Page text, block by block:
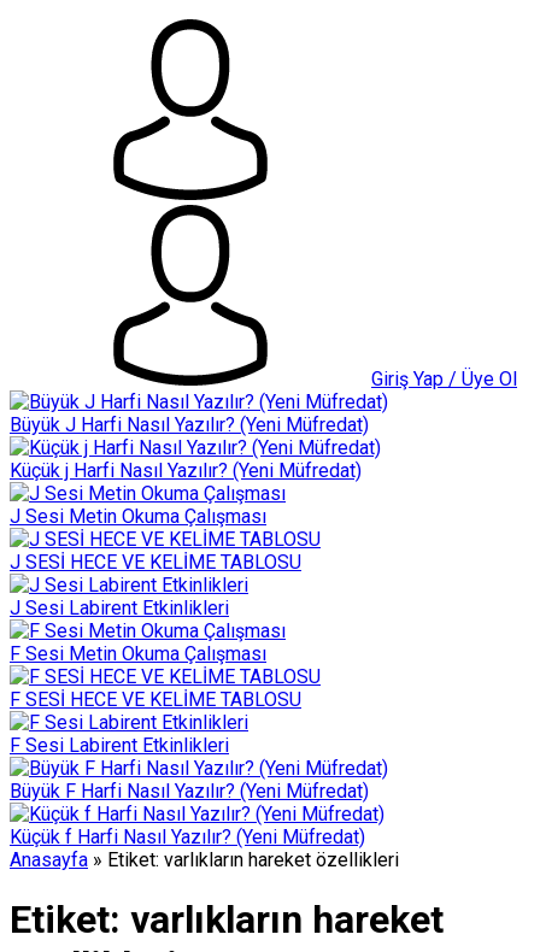
Giriş Yap / Üye Ol
Büyük J Harfi Nasıl Yazılır? (Yeni Müfredat)
Küçük j Harfi Nasıl Yazılır? (Yeni Müfredat)
J Sesi Metin Okuma Çalışması
J SESİ HECE VE KELİME TABLOSU
J Sesi Labirent Etkinlikleri
F Sesi Metin Okuma Çalışması
F SESİ HECE VE KELİME TABLOSU
F Sesi Labirent Etkinlikleri
Büyük F Harfi Nasıl Yazılır? (Yeni Müfredat)
Küçük f Harfi Nasıl Yazılır? (Yeni Müfredat)
Anasayfa » Etiket: varlıkların hareket özellikleri
Etiket: varlıkların hareket